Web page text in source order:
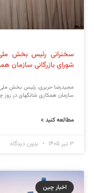
سخنرانی رئیس بخش
شورای بازرگانی سازمان
مجیدرضا حریری، رئیس بخش ملی
سازمان همکاری شانگهای در روز چهارشنبه ۱۴۰۵/۰۴/۰۳ در
مطالعه کنید »
۳ تیر ۱۴۰۵ بدون دیدگاه
اخبار چین